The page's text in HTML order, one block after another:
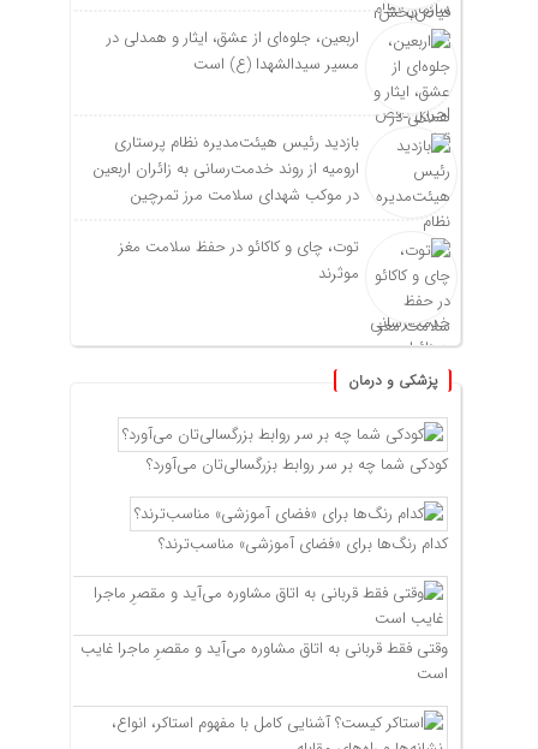
اربعین، جلوه‌ای از عشق، ایثار و همدلی در
مسیر سیدالشهدا (ع) است
بازدید رئیس هیئت‌مدیره نظام پرستاری
ارومیه از روند خدمت‌رسانی به زائران اربعین
در موکب شهدای سلامت مرز تمرچین
توت، چای و کاکائو در حفظ سلامت مغز
موثرند
پزشکی و درمان
کودکی شما چه بر سر روابط بزرگسالی‌تان می‌آورد؟
کدام رنگ‌ها برای «فضای آموزشی» مناسب‌ترند؟
وقتی فقط قربانی به اتاق مشاوره می‌آید و مقصرِ ماجرا غایب
است